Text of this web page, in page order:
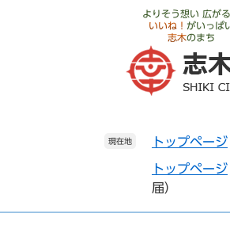
よりそう想い 広が
いいね！ がいっぱ
志木のまち
現在地 トップページ
トップページ
届）